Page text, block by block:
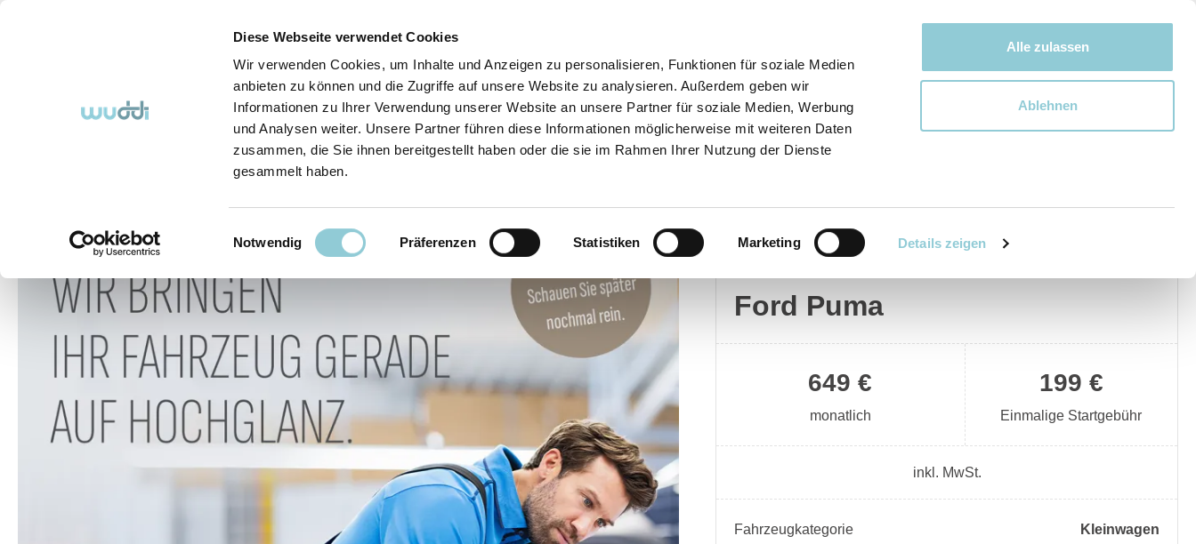
Diese Webseite verwendet Cookies
Wir verwenden Cookies, um Inhalte und Anzeigen zu personalisieren, Funktionen für soziale Medien
anbieten zu können und die Zugriffe auf unsere Website zu analysieren. Außerdem geben wir
Informationen zu Ihrer Verwendung unserer Website an unsere Partner für soziale Medien, Werbung
und Analysen weiter. Unsere Partner führen diese Informationen möglicherweise mit weiteren Daten
zusammen, die Sie ihnen bereitgestellt haben oder die sie im Rahmen Ihrer Nutzung der Dienste
gesammelt haben.
Einwilligungsauswahl
Notwendig Präferenzen Statistiken Marketing Details zeigen
Alle zulassen
Ablehnen
Bewegen bewegt uns!
Abo-Fahrzeuge So funktioniert's (FAQ) Über Uns Kontakt
Bildergalerie überspringen
Ford Puma
199 €
Einmalige Startgebühr
649 €
monatlich
inkl. MwSt.
Fahrzeugkategorie
Kleinwagen